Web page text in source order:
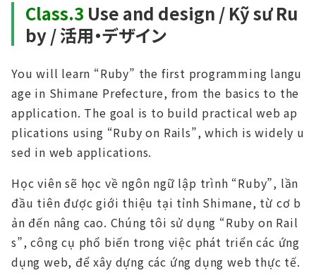
Class.3 Use and design / Kỹ sư Ru
by / 活⽤・デザイン
You will learn “Ruby” the first programming langu
age in Shimane Prefecture, from the basics to the
application. The goal is to build practical web ap
plications using “Ruby on Rails”, which is widely u
sed in web applications.
Học viên sẽ học về ngôn ngữ lập trình “Ruby”, lần
đầu tiên được giới thiệu tại tỉnh Shimane, từ cơ b
ản đến nâng cao. Chúng tôi sử dụng “Ruby on Rail
s”, công cụ phổ biến trong việc phát triển các ứng
dụng web, để xây dựng các ứng dụng web thực tế.